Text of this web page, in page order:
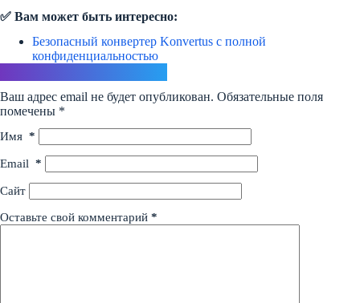
✅ Вам может быть интересно:
Безопасный конвертер Konvertus с полной
конфиденциальностью
Ваш адрес email не будет опубликован. Обязательные поля
помечены *
Имя *
Email *
Сайт
Оставьте свой комментарий *